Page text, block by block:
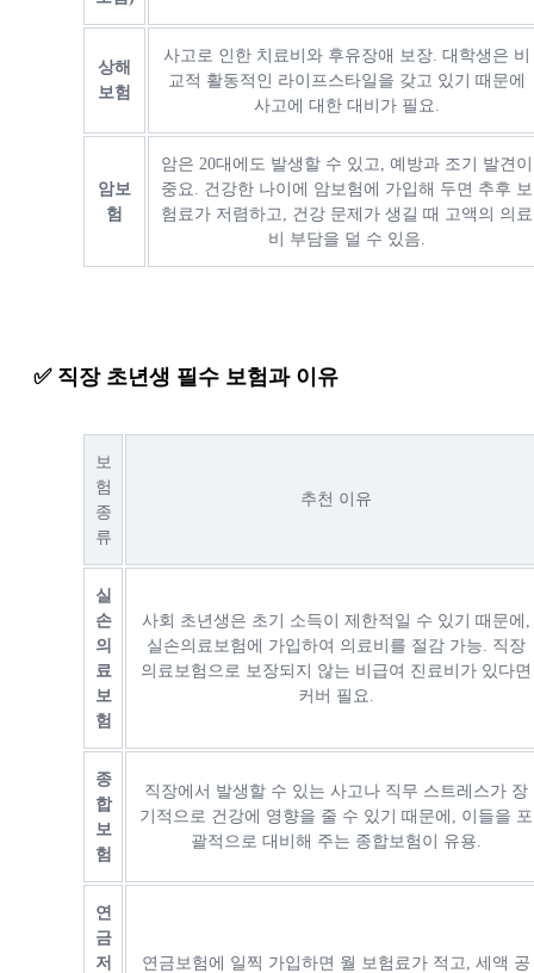
상해
보험
사고로 인한 치료비와 후유장애 보장. 대학생은 비
교적 활동적인 라이프스타일을 갖고 있기 때문에
사고에 대한 대비가 필요.
암보
험
암은 20대에도 발생할 수 있고, 예방과 조기 발견이
중요. 건강한 나이에 암보험에 가입해 두면 추후 보
험료가 저렴하고, 건강 문제가 생길 때 고액의 의료
비 부담을 덜 수 있음.
✅ 직장 초년생 필수 보험과 이유
보
험
종
류
추천 이유
실
손
의
료
보
험
사회 초년생은 초기 소득이 제한적일 수 있기 때문에,
실손의료보험에 가입하여 의료비를 절감 가능. 직장
의료보험으로 보장되지 않는 비급여 진료비가 있다면
커버 필요.
종
합
보
험
직장에서 발생할 수 있는 사고나 직무 스트레스가 장
기적으로 건강에 영향을 줄 수 있기 때문에, 이들을 포
괄적으로 대비해 주는 종합보험이 유용.
연
금
저
연금보험에 일찍 가입하면 월 보험료가 적고, 세액 공